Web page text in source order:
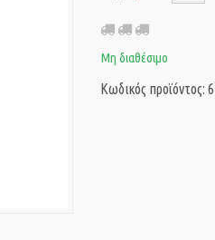
Μη διαθέσιμο
Κωδικός προϊόντος: